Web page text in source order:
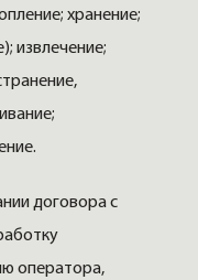
хранение;
извлечение;
договора с
оператора,